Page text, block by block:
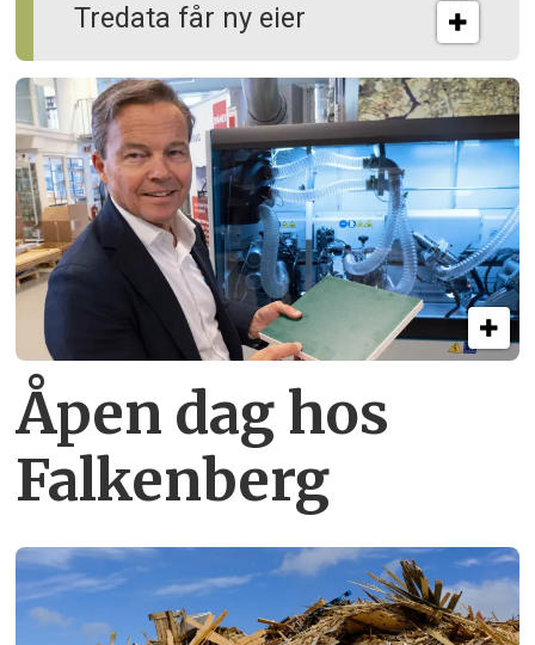
Tredata får ny eier
Åpen dag hos
Falkenberg